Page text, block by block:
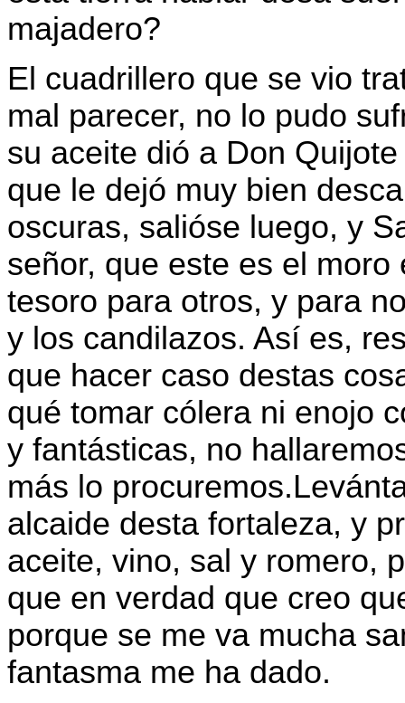
majadero?
El cuadrillero que se vio
mal parecer, no lo pudo
su aceite dió a Don
que le dejó muy bien
oscuras, salióse luego, y
señor, que este es el
tesoro para otros, y para
y los candilazos. Así es,
que hacer caso destas
qué tomar cólera ni enojo
y fantásticas, no
más lo
alcaide desta fortaleza, y
aceite, vino, sal y romero,
que en verdad que creo
porque se me va mucha
fantasma me ha dado.